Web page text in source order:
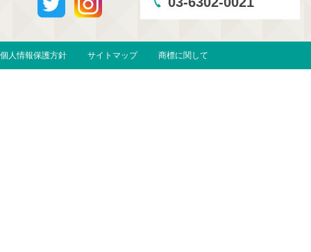
個人情報保護方針 サイトマップ 商標に関して